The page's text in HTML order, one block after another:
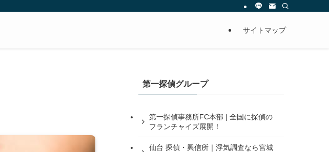
サイトマップ
第一探偵グループ
第一探偵事務所FC本部 | 全国に探偵の
フランチャイズ展開！
仙台 探偵・興信所｜浮気調査なら宮城